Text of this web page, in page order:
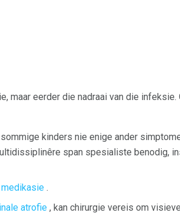
maar eerder die nadraai van die infeksie.
kinders nie enige ander
span spesialiste benodig,
.
atrofie , kan chirurgie vereis om